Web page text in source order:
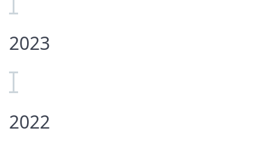
2023
2022